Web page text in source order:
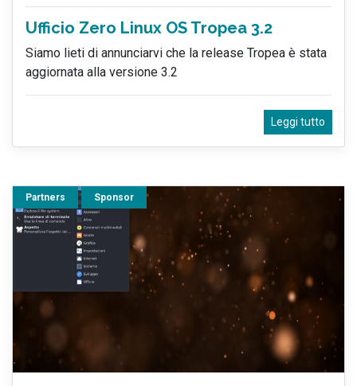
Ufficio Zero Linux OS Tropea 3.2
Siamo lieti di annunciarvi che la release Tropea è stata
aggiornata alla versione 3.2
Leggi tutto
Partners Sponsor